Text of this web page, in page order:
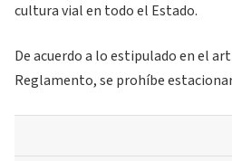
cultura vial en todo el Estado.
De acuerdo a lo estipulado en el
Reglamento, se prohíbe